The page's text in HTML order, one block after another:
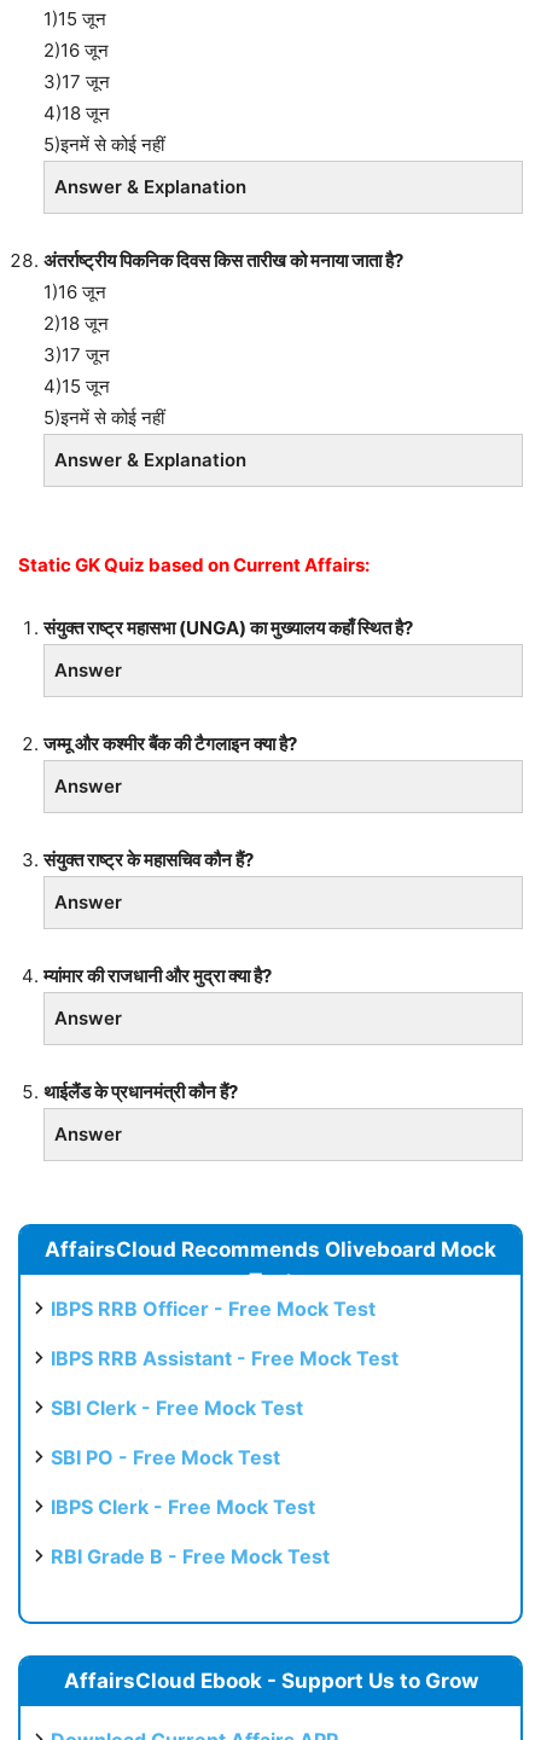
1)15 जून
2)16 जून
3)17 जून
4)18 जून
5)इनमें से कोई नहीं
Answer & Explanation
अंतर्राष्ट्रीय पिकनिक दिवस किस तारीख को मनाया जाता है?
1)16 जून
2)18 जून
3)17 जून
4)15 जून
5)इनमें से कोई नहीं
Answer & Explanation
Static GK Quiz based on Current Affairs:
संयुक्त राष्ट्र महासभा (UNGA) का मुख्यालय कहाँ स्थित है?
Answer
जम्मू और कश्मीर बैंक की टैगलाइन क्या है?
Answer
संयुक्त राष्ट्र के महासचिव कौन हैं?
Answer
म्यांमार की राजधानी और मुद्रा क्या है?
Answer
थाईलैंड के प्रधानमंत्री कौन हैं?
Answer
AffairsCloud Recommends Oliveboard Mock
Test
IBPS RRB Officer - Free Mock Test
IBPS RRB Assistant - Free Mock Test
SBI Clerk - Free Mock Test
SBI PO - Free Mock Test
IBPS Clerk - Free Mock Test
RBI Grade B - Free Mock Test
AffairsCloud Ebook - Support Us to Grow